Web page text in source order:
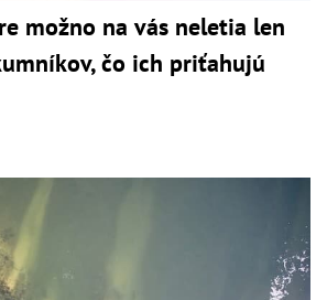
možno na vás neletia len
čo ich priťahujú